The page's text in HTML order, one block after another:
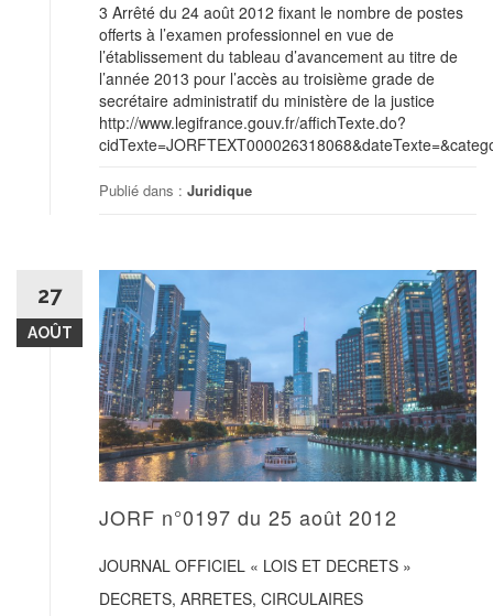
3 Arrêté du 24 août 2012 fixant le nombre de postes
offerts à l’examen professionnel en vue de
l’établissement du tableau d’avancement au titre de
l’année 2013 pour l’accès au troisième grade de
secrétaire administratif du ministère de la justice
http://www.legifrance.gouv.fr/affichTexte.do?
Publié dans : Juridique
27
AOÛT
JORF n°0197 du 25 août 2012
JOURNAL OFFICIEL « LOIS ET DECRETS »
DECRETS, ARRETES, CIRCULAIRES